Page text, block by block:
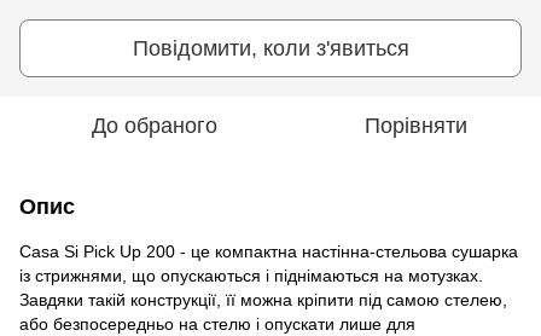
Повідомити, коли з'явиться
До обраного Порівняти
Опис
Casa Si Pick Up 200 - це компактна настінна-стельова сушарка
із стрижнями, що опускаються і піднімаються на мотузках.
Завдяки такій конструкції, її можна кріпити під самою стелею,
або безпосередньо на стелю і опускати лише для